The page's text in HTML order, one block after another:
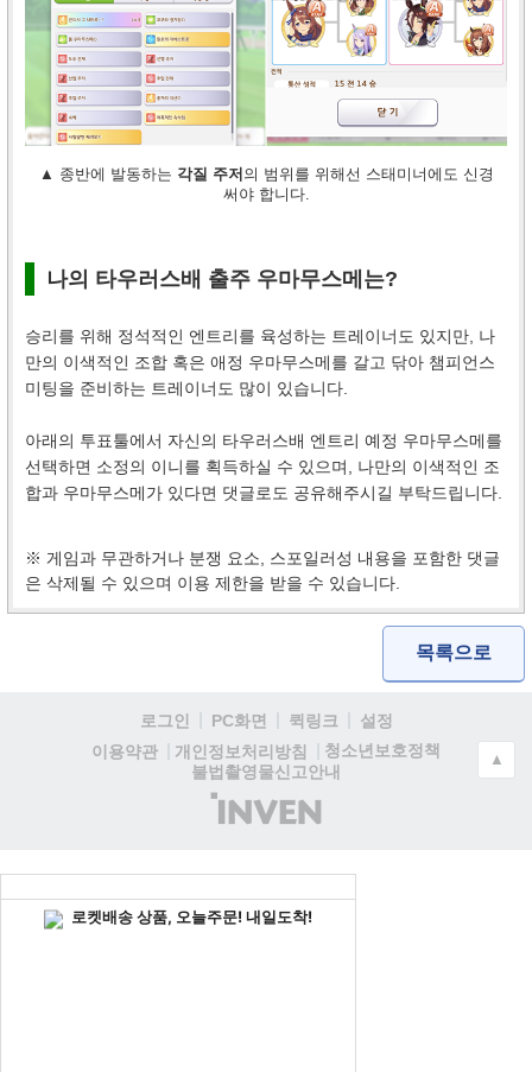
▲ 종반에 발동하는 각질 주저의 범위를 위해선 스태미너에도 신경
써야 합니다.
나의 타우러스배 출주 우마무스메는?
승리를 위해 정석적인 엔트리를 육성하는 트레이너도 있지만, 나
만의 이색적인 조합 혹은 애정 우마무스메를 갈고 닦아 챔피언스
미팅을 준비하는 트레이너도 많이 있습니다.
아래의 투표툴에서 자신의 타우러스배 엔트리 예정 우마무스메를
선택하면 소정의 이니를 획득하실 수 있으며, 나만의 이색적인 조
합과 우마무스메가 있다면 댓글로도 공유해주시길 부탁드립니다.
※ 게임과 무관하거나 분쟁 요소, 스포일러성 내용을 포함한 댓글
은 삭제될 수 있으며 이용 제한을 받을 수 있습니다.
목록으로
로그인 PC화면 퀵링크
설정
이용약관
개인정보처리방침
청소년보호정책
불법촬영물신고안내
(주)
인
▲